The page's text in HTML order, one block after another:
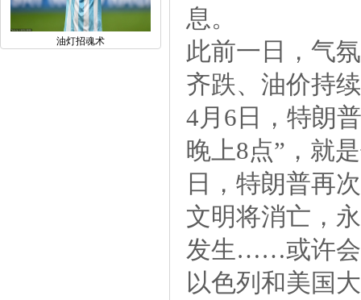
油灯招魂术
息。
此前一日，气
齐跌、油价持
4月6日，特朗
晚上8点”，就
日，特朗普再
文明将消亡，
发生……或许会
以色列和美国